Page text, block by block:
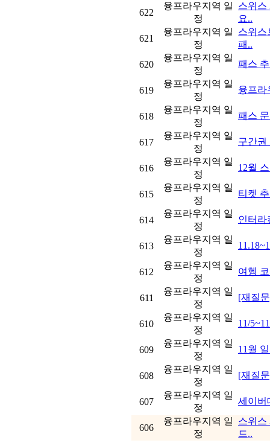
622
융프라우지역 일
정
스위스
요..
621
융프라우지역 일
정
스위스
패..
620
융프라우지역 일
정
패스
619
융프라우지역 일
정
융프라
618
융프라우지역 일
정
패스
617
융프라우지역 일
정
구간권
616
융프라우지역 일
정
12월
615
융프라우지역 일
정
티켓
614
융프라우지역 일
정
인터라
613
융프라우지역 일
정
612
융프라우지역 일
정
여헹
611
융프라우지역 일
정
[재질
610
융프라우지역 일
정
11/
609
융프라우지역 일
정
11월
608
융프라우지역 일
정
[재질
607
융프라우지역 일
정
세이버
606
융프라우지역 일
정
스위스
드..